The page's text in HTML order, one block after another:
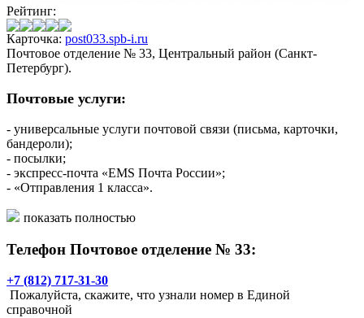
Рейтинг:
Карточка: post033.spb-i.ru
Почтовое отделение № 33, Центральный район (Санкт-
Петербург).
Почтовые услуги:
- универсальные услуги почтовой связи (письма, карточки,
бандероли);
- посылки;
- экспресс-почта «EMS Почта России»;
- «Отправления 1 класса».
Финансовые услуги:
- выплата/доставка пенсий и пособий;
- прием коммунальных платежей;
- прием платежей за услуги сотовой и факсимильной связи,
Интернет и телевидение;
показать полностью
Телефон Почтовое отделение № 33:
+7 (812) 717-31-30
Пожалуйста, скажите, что узнали номер в Единой
справочной